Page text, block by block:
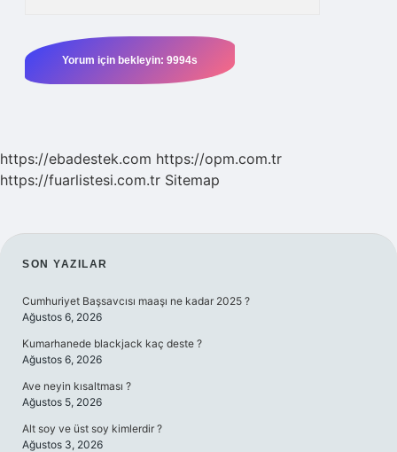
https://ebadestek.com https://opm.com.tr
https://fuarlistesi.com.tr Sitemap
SIDEBAR
SON YAZILAR
Cumhuriyet Başsavcısı maaşı ne kadar 2025 ?
Ağustos 6, 2026
Kumarhanede blackjack kaç deste ?
Ağustos 6, 2026
Ave neyin kısaltması ?
Ağustos 5, 2026
Alt soy ve üst soy kimlerdir ?
Ağustos 3, 2026